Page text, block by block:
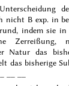
nicht B exp. in
indem sie in
Natur das
das bisherige
__